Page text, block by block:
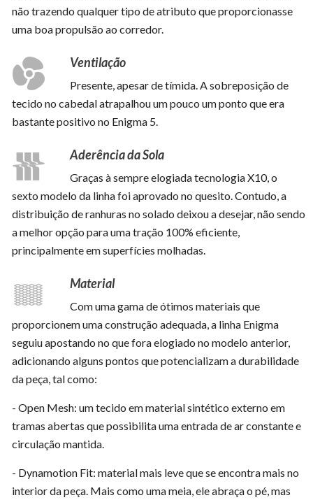
não trazendo qualquer tipo de atributo que proporcionasse
uma boa propulsão ao corredor.
Ventilação
Presente, apesar de tímida. A sobreposição de
tecido no cabedal atrapalhou um pouco um ponto que era
bastante positivo no Enigma 5.
Aderência da Sola
Graças à sempre elogiada tecnologia X10, o
sexto modelo da linha foi aprovado no quesito. Contudo, a
distribuição de ranhuras no solado deixou a desejar, não sendo
a melhor opção para uma tração 100% eficiente,
principalmente em superfícies molhadas.
Material
Com uma gama de ótimos materiais que
proporcionem uma construção adequada, a linha Enigma
seguiu apostando no que fora elogiado no modelo anterior,
adicionando alguns pontos que potencializam a durabilidade
da peça, tal como:
- Open Mesh: um tecido em material sintético externo em
tramas abertas que possibilita uma entrada de ar constante e
circulação mantida.
- Dynamotion Fit: material mais leve que se encontra mais no
interior da peça. Mais como uma meia, ele abraça o pé, mas